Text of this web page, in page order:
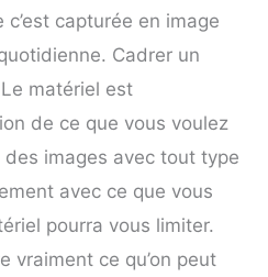
capturée en image
Cadrer un
matériel est
de ce que vous voulez
images avec tout type
avec ce que vous
pourra vous limiter.
vraiment ce qu’on peut